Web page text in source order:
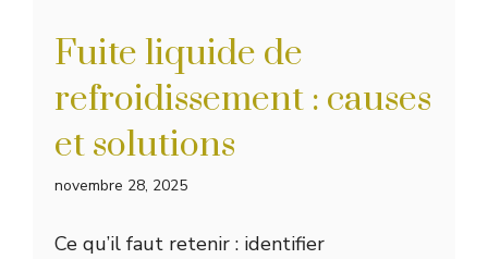
Fuite liquide de
refroidissement : causes
et solutions
novembre 28, 2025
Ce qu’il faut retenir : identifier